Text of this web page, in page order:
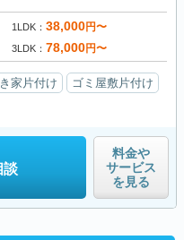
1LDK 38,000円〜
3LDK 78,000円〜
家片付け
ゴミ屋敷片付け
談
料金や
サービス
を見る